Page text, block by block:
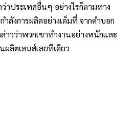
าประเทศอื่นๆ อย่างไรก็ตามทาง
ำลังการผลิตอย่างเต็มที่ จากคำบอก
ล่าวว่าพวกเขาทำงานอย่างหนักและ
ผลิตเลนส์เลยทีเดียว